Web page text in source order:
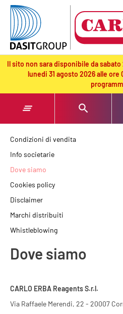
text.skipToContent
text.skipToNavigation
Il sito non sara disponibile da
lunedi 31 agosto 2026 alle
Condizioni di vendita
Info societarie
Dove siamo
Cookies policy
Disclaimer
Marchi distribuiti
Whistleblowing
Dove siamo
CARLO ERBA Reagents S.r.l.
Via Raffaele Merendi, 22 - 20007